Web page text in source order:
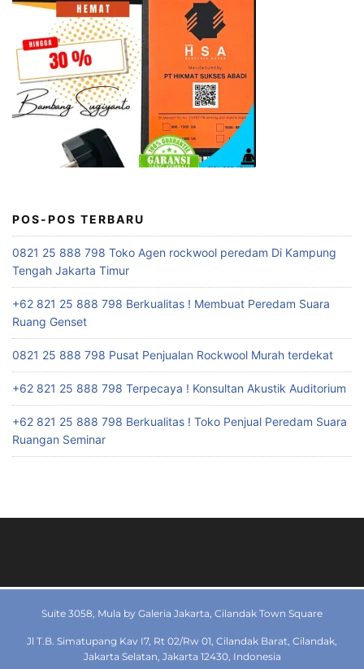
POS-POS TERBARU
0821 25 888 798 Toko Agen rockwool peredam Di Kampung
Tengah Jakarta Timur
+62 821 25 888 798 Berkualitas ! Membuat Peredam Suara
Ruang Genset
0821 25 888 798 Pusat Penjualan Rockwool Murah terdekat
+62 821 25 888 798 Terpecaya ! Konsultan Akustik Auditorium
+62 821 25 888 798 Berkualitas ! Toko Penjual Peredam Suara
Ruangan Seminar
Suite 3058, Mula by Galeria Jakarta, Cilandak Town Square
Jl T.B. Simatupang Kav I7, Rt 02/Rw 01, Cilandak Barat, Cilandak,
Jakarta Selatan, Jakarta 12430, Indonesia